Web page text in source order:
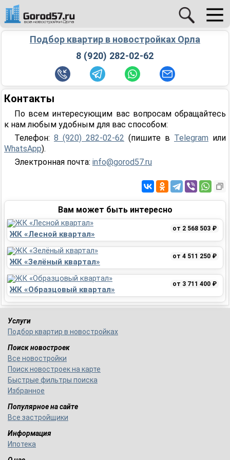
Подбор квартир в новостройках Орла
8 (920) 282-02-62
Контакты
По всем интересующим вас вопросам обращайтесь
к нам любым удобным для вас способом:
Телефон: 8 (920) 282-02-62 (пишите в Telegram или
WhatsApp).
Электронная почта: info@gorod57.ru
Вам может быть интересно
от 2 568 503 ₽
ЖК «Лесной квартал»
от 4 511 250 ₽
ЖК «Зелёный квартал»
от 3 711 400 ₽
ЖК «Образцовый квартал»
Услуги
Подбор квартир в новостройках
Поиск новостроек
Все новостройки
Поиск новостроек на карте
Быстрые фильтры поиска
Избранное
Популярное на сайте
Все застройщики
Информация
Ипотека